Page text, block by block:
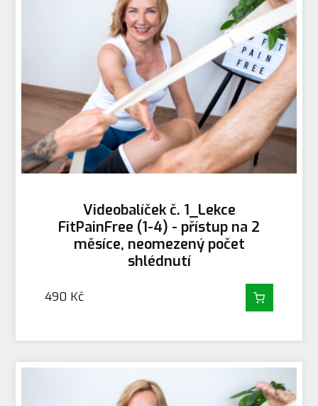
Videobalíček č. 1_Lekce
FitPainFree (1-4) - přístup na 2
měsíce, neomezený počet
shlédnutí
490 Kč